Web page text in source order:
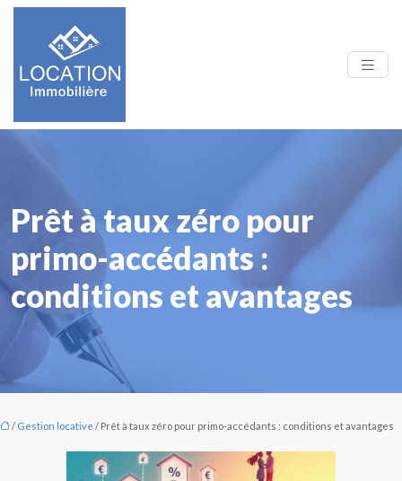
Prêt à taux zéro pour
primo-accédants :
conditions et avantages
/ Gestion locative / Prêt à taux zéro pour primo-accédants : conditions et avantages